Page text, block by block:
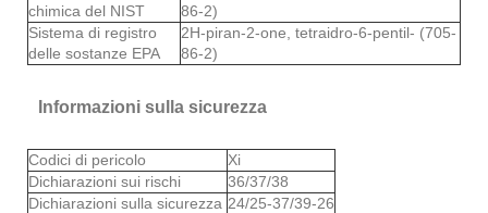
chimica del NIST
86-2)
Sistema di registro
delle sostanze EPA
2H-piran-2-one, tetraidro-6-pentil- (705-
86-2)
Informazioni sulla sicurezza
Codici di pericolo
Xi
Dichiarazioni sui rischi
36/37/38
Dichiarazioni sulla sicurezza 24/25-37/39-26